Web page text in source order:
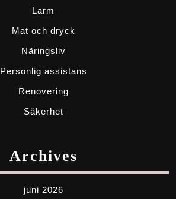
Larm
Mat och dryck
Näringsliv
Personlig assistans
Renovering
Säkerhet
Archives
juni 2026